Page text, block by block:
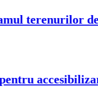
terenurilor de